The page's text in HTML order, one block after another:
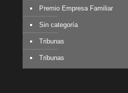
Premio Empresa Familiar
Sin categoría
Tribunas
Tribunas